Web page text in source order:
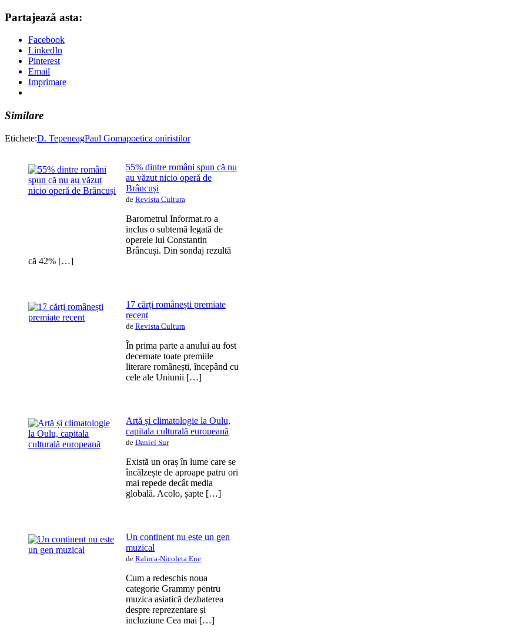
Partajează asta:
Facebook
LinkedIn
Pinterest
Email
Imprimare
Similare
Etichete:D. TepeneagPaul Gomapoetica oniristilor
55% dintre români spun că nu
au văzut nicio operă de
Brâncuși
de Revista Cultura
Barometrul Informat.ro a
inclus o subtemă legată de
operele lui Constantin
Brâncuși. Din sondaj rezultă
că 42% […]
17 cărți românești premiate
recent
de Revista Cultura
În prima parte a anului au fost
decernate toate premiile
literare românești, începând cu
cele ale Uniunii […]
Artă și climatologie la Oulu,
capitala culturală europeană
de Daniel Sur
Există un oraș în lume care se
încălzește de aproape patru ori
mai repede decât media
globală. Acolo, șapte […]
Un continent nu este un gen
muzical
de Raluca-Nicoleta Ene
Cum a redeschis noua
categorie Grammy pentru
muzica asiatică dezbaterea
despre reprezentare și
incluziune Cea mai […]